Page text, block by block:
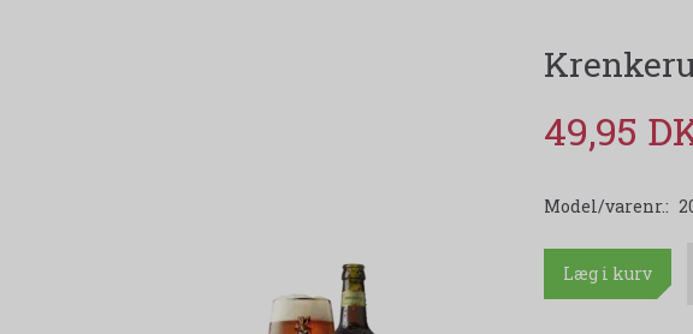
49,95
Model/varenr.:
Læg i kurv